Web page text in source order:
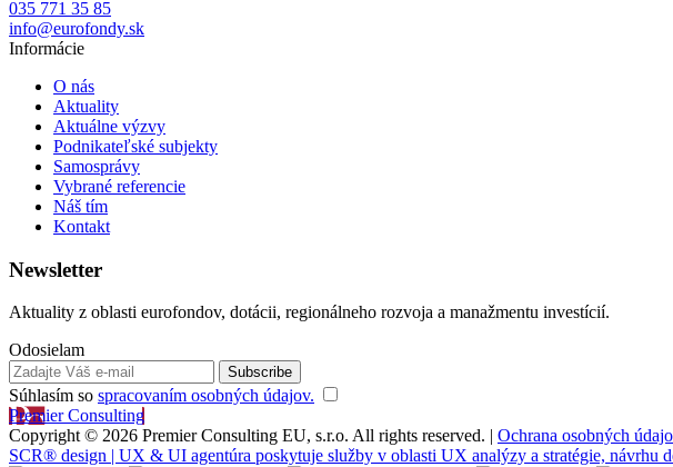
035 771 35 85
info@eurofondy.sk
Informácie
O nás
Aktuality
Aktuálne výzvy
Podnikateľské subjekty
Samosprávy
Vybrané referencie
Náš tím
Kontakt
Newsletter
Aktuality z oblasti eurofondov, dotácii, regionálneho rozvoja a manažmentu investícií.
Odosielam
Súhlasím so spracovaním osobných údajov.
Premier Consulting
Copyright © 2026 Premier Consulting EU, s.r.o. All rights reserved. | Ochrana osobných
SCR® design | UX & UI agentúra poskytuje služby v oblasti UX analýzy a stratégie, návrhu